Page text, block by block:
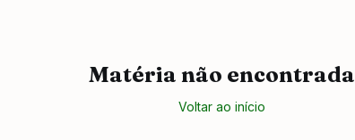
Matéria não encontrada
Voltar ao início